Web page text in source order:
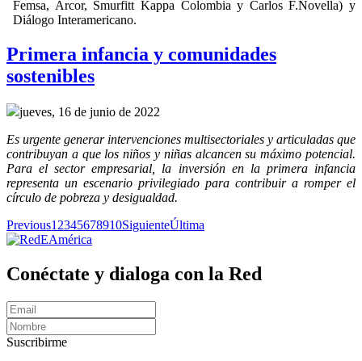
Femsa, Arcor, Smurfitt Kappa Colombia y Carlos F.Novella) y
Diálogo Interamericano.
Primera infancia y comunidades
sostenibles
jueves, 16 de junio de 2022
Es urgente generar intervenciones multisectoriales y articuladas que
contribuyan a que los niños y niñas alcancen su máximo potencial.
Para el sector empresarial, la inversión en la primera infancia
representa un escenario privilegiado para contribuir a romper el
círculo de pobreza y desigualdad.
Previous1 2345678910SiguienteÚltima
Conéctate y dialoga con la Red
Suscribirme